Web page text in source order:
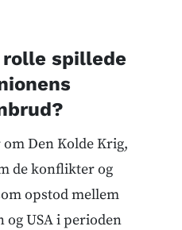
spillede
Den Kolde Krig,
de konflikter og
opstod mellem
og USA i perioden